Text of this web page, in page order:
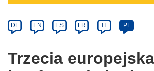
Article
available
DE EN ES FR IT PL
Trzecia europejska